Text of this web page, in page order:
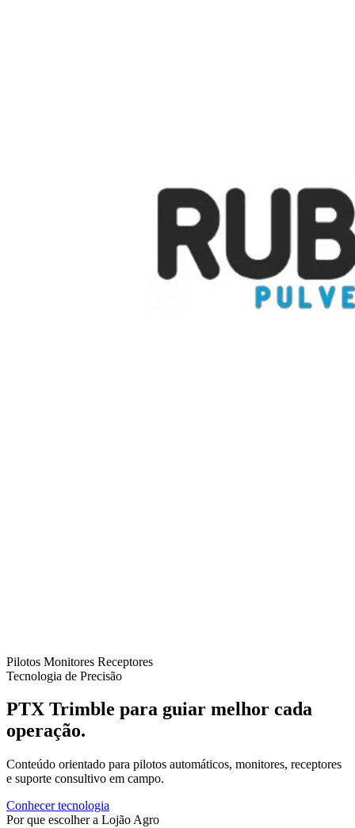
Pilotos Monitores Receptores
Tecnologia de Precisão
PTX Trimble para guiar melhor cada
operação.
Conteúdo orientado para pilotos automáticos, monitores, receptores
e suporte consultivo em campo.
Conhecer tecnologia
Por que escolher a Lojão Agro